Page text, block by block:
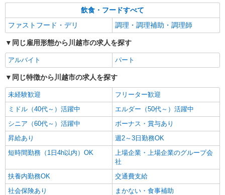
に応じて決定します。 賞与年2回
アズハイム川越 （埼玉県川越市今福843-1）
キープ
飲食・フードすべて
ファストフード・デリ
調理・調理補助・調理師
同じ雇用形態から川越市の求人を探す
アルバイト パート
同じ特徴から川越市の求人を探す
未経験歓迎
フリーター歓迎
ミドル（40代～）活躍中
エルダー（50代～）活躍中
シニア（60代～）活躍中
ボーナス・賞与あり
昇給あり
週2～3日勤務OK
短時間勤務（1日4h以内）OK
上場企業・上場企業のグループ会
社
扶養内勤務OK
交通費支給
社会保険あり
まかない・食事補助